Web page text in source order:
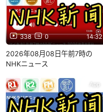
338 0 14:32
2026年08月08日午前7時の
NHKニュース
App